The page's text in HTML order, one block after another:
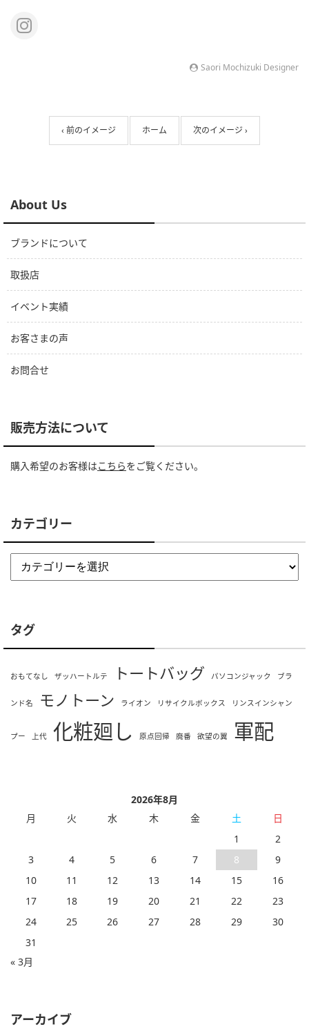
Saori Mochizuki Designer
‹ 前のイメージ ホーム 次のイメージ ›
About Us
ブランドについて
取扱店
イベント実績
お客さまの声
お問合せ
販売方法について
購入希望のお客様はこちらをご覧ください。
カテゴリー
タグ
おもてなし ザッハートルテ トートバッグ パソコンジャック ブラ
ンド名 モノトーン ライオン リサイクルボックス リンスインシャン
プー 上代 化粧廻し 原点回帰 廃番 欲望の翼 軍配
2026年8月
月
火 水 木 金 土
日
1
2
3
4 5 6 7 8
9
10
11 12 13 14 15
16
17
18 19 20 21 22
23
24
25 26 27 28 29
30
31
« 3月
アーカイブ